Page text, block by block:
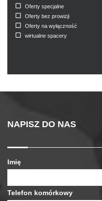
Oferty specjalne
Oferty bez prowizji
Oferty na wyłączność
wirtualne spacery
NAPISZ DO NAS
Imię
Telefon komórkowy